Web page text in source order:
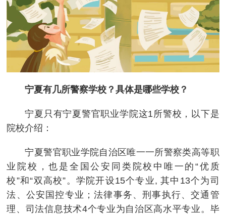
宁夏有几所警察学校？具体是哪些学校？
宁夏只有宁夏警官职业学院这1所警校，以下是
院校介绍：
宁夏警官职业学院自治区唯一一所警察类高等职
业院校，也是全国公安同类院校中唯一的“优质
校”和“双高校”。学院开设15个专业, 其中13个为司
法、公安国控专业；法律事务、刑事执行、交通管
理、司法信息技术4个专业为自治区高水平专业。毕